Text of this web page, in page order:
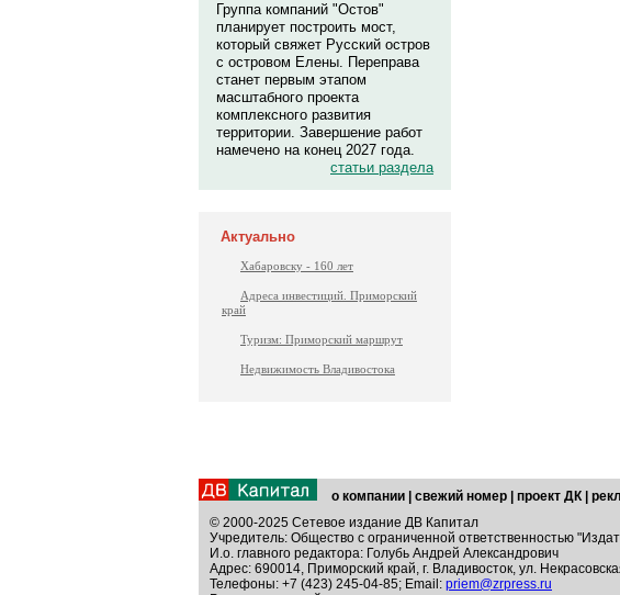
Группа компаний "Остов"
планирует построить мост,
который свяжет Русский остров
с островом Елены. Переправа
станет первым этапом
масштабного проекта
комплексного развития
территории. Завершение работ
намечено на конец 2027 года.
статьи раздела
Актуально
Хабаровску - 160 лет
Адреса инвестиций. Приморский
край
Туризм: Приморский маршрут
Недвижимость Владивостока
о компании свежий номер проект ДК
© 2000-2025 Сетевое издание ДВ Капитал
Учредитель: Общество с ограниченной ответственностью
И.о. главного редактора: Голубь Андрей Александрович
Адрес: 690014, Приморский край, г. Владивосток, ул.
Телефоны: +7 (423) 245-04-85; Email: priem@zrpress.ru